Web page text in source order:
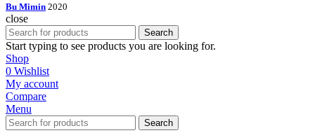
Bu Mimin 2020
close
Search
Start typing to see products you are looking for.
Shop
0 Wishlist
My account
Compare
Menu
Search